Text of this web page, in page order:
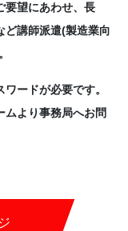
要望にあわせ、長
ど講師派遣(製造業向
ードが必要です。
より事務局へお問